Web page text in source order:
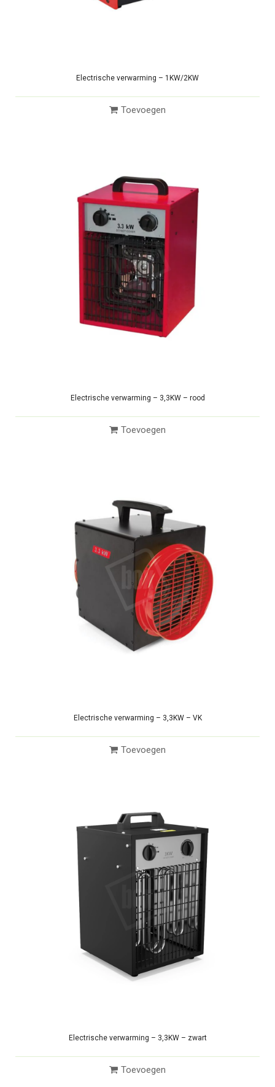
Electrische verwarming – 1KW/2KW
Toevoegen
Electrische verwarming – 3,3KW – rood
Toevoegen
Electrische verwarming – 3,3KW – VK
Toevoegen
Electrische verwarming – 3,3KW – zwart
Toevoegen